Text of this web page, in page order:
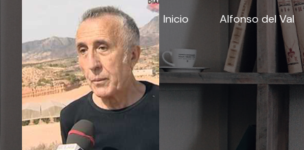
content
Inicio Alfonso del Val